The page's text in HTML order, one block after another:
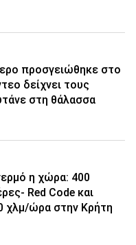
προσγειώθηκε στο
δείχνει τους
στη θάλασσα
η χώρα: 400
Red Code και
χλμ/ώρα στην Κρήτη